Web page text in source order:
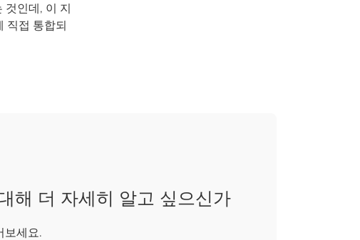
것인데, 이 지
직접 통합되
해 더 자세히 알고 싶으신가
보세요.